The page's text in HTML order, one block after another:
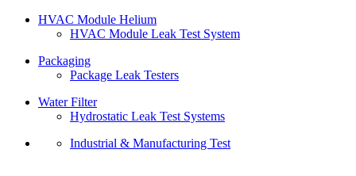
HVAC Module Helium
HVAC Module Leak Test System
Packaging
Package Leak Testers
Water Filter
Hydrostatic Leak Test Systems
Industrial & Manufacturing Test